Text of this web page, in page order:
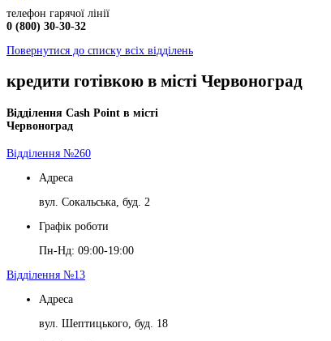
телефон гарячої лінії
0 (800) 30-30-32
Повернутися до списку всіх відділень
кредити готівкою в місті Червоноград
Відділення Cash Point в місті
Червоноград
Відділення №260
Адреса
вул. Сокальська, буд. 2
Графік роботи
Пн-Нд: 09:00-19:00
Відділення №13
Адреса
вул. Шептицького, буд. 18